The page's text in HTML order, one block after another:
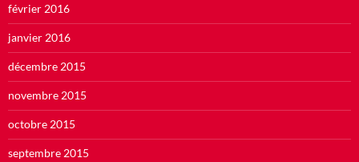
février 2016
janvier 2016
décembre 2015
novembre 2015
octobre 2015
septembre 2015